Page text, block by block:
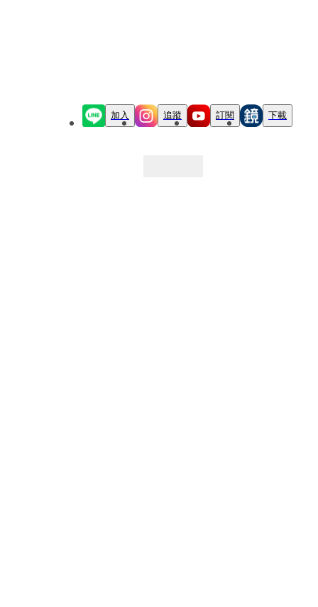
加入 追蹤 訂閱 下載